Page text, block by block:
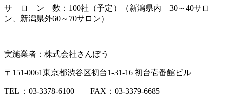
サ ロ ン 数：100社（予定）（新潟県内 30～40サロ
ン、新潟県外60～70サロン）
実施業者：株式会社さんぽう
〒151-0061東京都渋谷区初台1-31-16 初台壱番館ビル
TEL ：03-3378-6100 FAX：03-3379-6685